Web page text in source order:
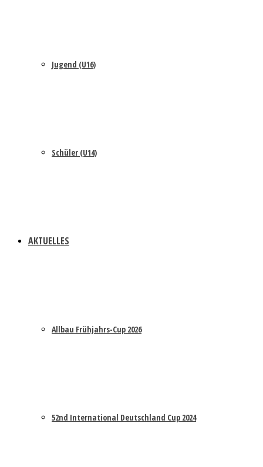
Jugend (U16)
Schüler (U14)
AKTUELLES
Allbau Frühjahrs-Cup 2026
52nd International Deutschland Cup 2024